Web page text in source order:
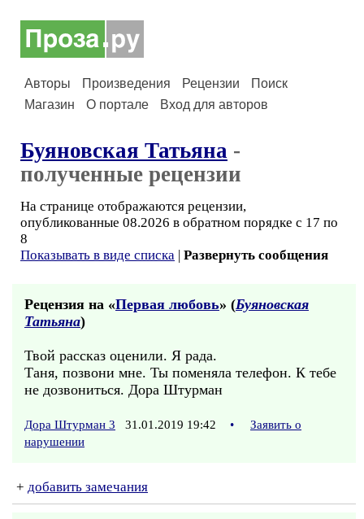
Авторы Произведения Рецензии
Поиск
Магазин
О портале Вход для авторов
Буяновская Татьяна -
полученные рецензии
На странице отображаются рецензии,
опубликованные 08.2026 в обратном порядке с 17 по
8
Показывать в виде списка | Развернуть сообщения
Рецензия на «Первая любовь» (Буяновская
Татьяна)
Твой рассказ оценили. Я рада.
Таня, позвони мне. Ты поменяла телефон. К тебе
не дозвониться. Дора Штурман
Дора Штурман 3 31.01.2019 19:42 •
Заявить о
нарушении
+ добавить замечания